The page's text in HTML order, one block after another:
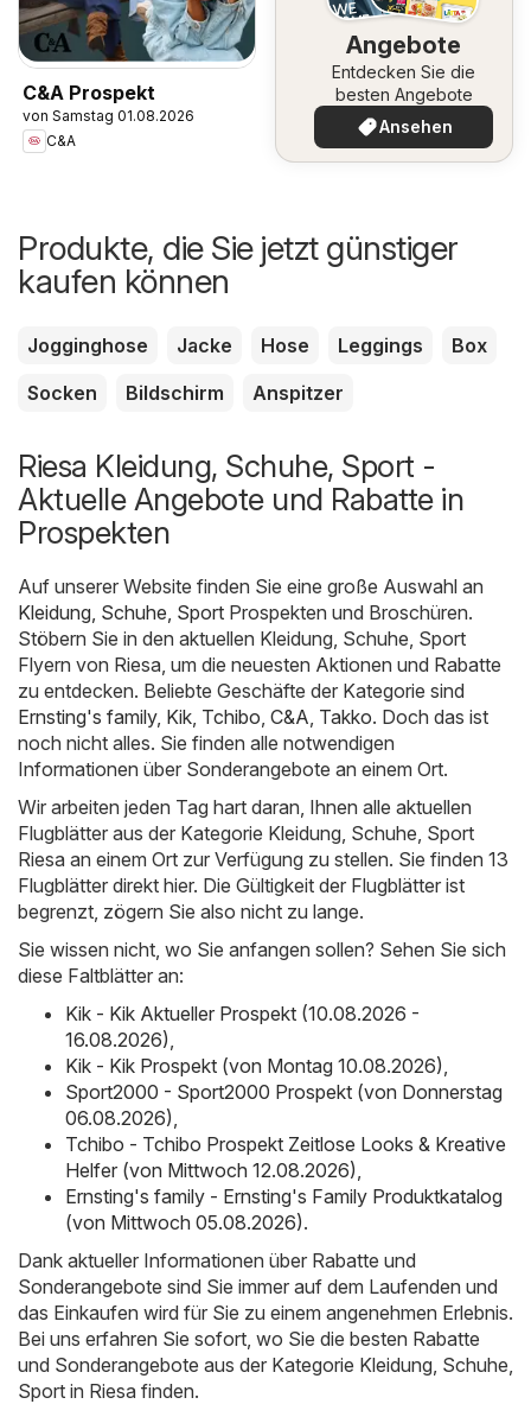
C&A Prospekt
von Samstag 01.08.2026
C&A
Angebote
Entdecken Sie die
besten Angebote
Ansehen
Produkte, die Sie jetzt günstiger
kaufen können
Jogginghose Jacke Hose Leggings
Box
Socken
Bildschirm Anspitzer
Riesa Kleidung, Schuhe, Sport -
Aktuelle Angebote und Rabatte in
Prospekten
Auf unserer Website finden Sie eine große Auswahl an
Kleidung, Schuhe, Sport Prospekten und Broschüren.
Stöbern Sie in den aktuellen Kleidung, Schuhe, Sport
Flyern von Riesa, um die neuesten Aktionen und Rabatte
zu entdecken. Beliebte Geschäfte der Kategorie sind
Ernsting's family, Kik Tchibo C&A Takko. Doch das ist
noch nicht alles. Sie finden alle notwendigen
Informationen über Sonderangebote an einem Ort.
Wir arbeiten jeden Tag hart daran, Ihnen alle aktuellen
Flugblätter aus der Kategorie Kleidung, Schuhe, Sport
Riesa an einem Ort zur Verfügung zu stellen. Sie finden 13
Flugblätter direkt hier. Die Gültigkeit der Flugblätter ist
begrenzt, zögern Sie also nicht zu lange.
Sie wissen nicht, wo Sie anfangen sollen? Sehen Sie sich
diese Faltblätter an:
Kik - Kik Aktueller Prospekt (10.08.2026 -
16.08.2026)
Kik - Kik Prospekt (von Montag 10.08.2026)
Sport2000 - Sport2000 Prospekt (von Donnerstag
06.08.2026)
Tchibo - Tchibo Prospekt Zeitlose Looks & Kreative
Helfer (von Mittwoch 12.08.2026)
Ernsting's family - Ernsting's Family Produktkatalog
(von Mittwoch 05.08.2026).
Dank aktueller Informationen über Rabatte und
Sonderangebote sind Sie immer auf dem Laufenden und
das Einkaufen wird für Sie zu einem angenehmen Erlebnis.
Bei uns erfahren Sie sofort, wo Sie die besten Rabatte
und Sonderangebote aus der Kategorie Kleidung, Schuhe,
Sport in Riesa finden.